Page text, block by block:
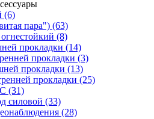
(6)
пара") (63)
(8)
прокладки (14)
прокладки (3)
прокладки (13)
прокладки (25)
(31)
силовой (33)
(28)